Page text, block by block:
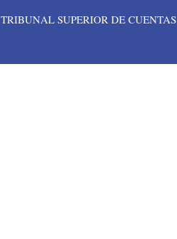
TRIBUNAL SUPERIOR DE CUENTAS